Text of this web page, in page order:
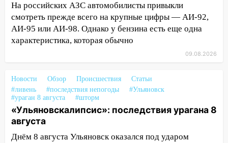
19:34 В следственном управлении
состоялось торжественное
мероприятие, приуроченное к
празднованию Дня сотрудника органов
поддержать «Симбирскую чебурашку»
на фестивале «ФормАРТ»
18:11 Ульяновская область стала
пилотным регионом проекта
«Культурное долголетие»
На российских АЗС автомобилисты привыкли
смотреть прежде всего на крупные цифры — АИ-92,
АИ-95 или АИ-98. Однако у бензина есть еще одна
характеристика, которая обычно
09.08.2026
Новости Обзор Происшествия
Статьи
#ливень
#последствия непогоды
#Ульяновск
#ураган 8 августа
#шторм
«Ульяновскалипсис»: последствия урагана 8
августа
Днём 8 августа Ульяновск оказался под ударом